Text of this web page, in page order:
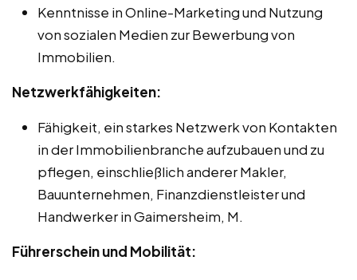
Kenntnisse in Online-Marketing und Nutzung
von sozialen Medien zur Bewerbung von
Immobilien.
Netzwerkfähigkeiten:
Fähigkeit, ein starkes Netzwerk von Kontakten
in der Immobilienbranche aufzubauen und zu
pflegen, einschließlich anderer Makler,
Bauunternehmen, Finanzdienstleister und
Handwerker in Gaimersheim, M.
Führerschein und Mobilität: